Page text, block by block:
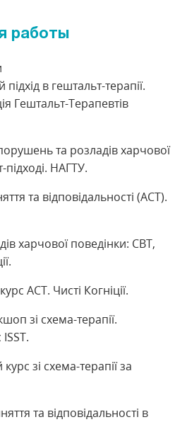
работы
в гештальт-терапії.
Гештальт-Терапевтів
та розладів харчової
підході. НАГТУ.
та відповідальності (АСТ).
харчової поведінки: CBT,
АСТ. Чисті Когніції.
зі схема-терапії.
зі схема-терапії за
та відповідальності в